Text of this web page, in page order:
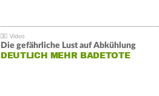
Die gefährliche Lust auf Abkühlung
DEUTLICH MEHR BADETOTE